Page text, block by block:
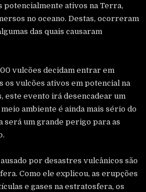
potencialmente ativos na Terra,
no oceano. Destas, ocorreram
das quais causaram
vulcões decidam entrar em
os vulcões ativos em potencial na
evento irá desencadear um
ambiente é ainda mais sério do
será um grande perigo para as
por desastres vulcânicos são
Como ele explicou, as erupções
e gases na estratosfera, os